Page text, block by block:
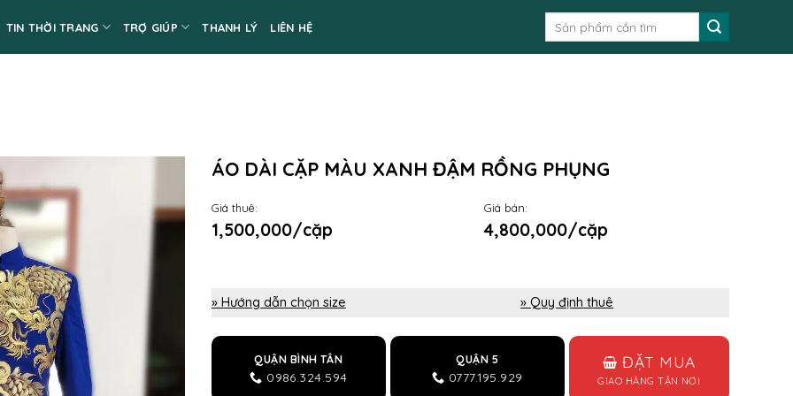
TIN THỜI TRANG TRỢ GIÚP THANH LÝ LIÊN HỆ
ÁO DÀI CẶP MÀU XANH ĐẬM RỒNG PHỤNG
Giá thuê:
1,500,000/cặp
Giá bán:
4,800,000/cặp
» Hướng dẫn chọn size » Quy định thuê
QUẬN BÌNH TÂN
0986.324.594
QUẬN 5
0777.195.929
ĐẶT MUA
GIAO HÀNG TẬN NƠI